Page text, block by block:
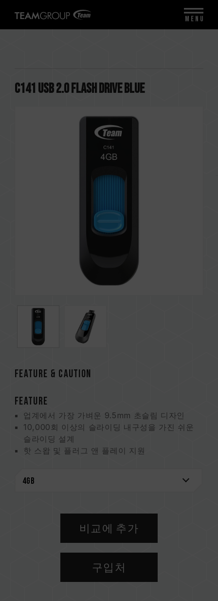
C141 USB 2.0 FLASH DRIVE BLUE
FEATURE & CAUTION
FEATURE
업계에서 가장 가벼운 9.5mm 초슬림 디자인
10,000회 이상의 슬라이딩 내구성을 가진 쉬운
슬라이딩 설계
핫 스왑 및 플러그 앤 플레이 지원
절전 모드 지원
비교에 추가
구입처
MENU